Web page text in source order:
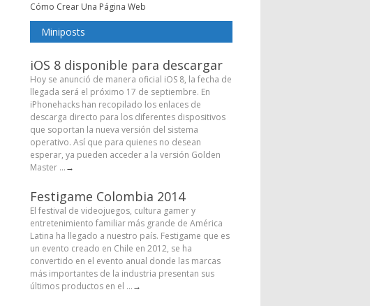
Cómo Crear Una Página Web
Miniposts
iOS 8 disponible para descargar
Hoy se anunció de manera oficial iOS 8, la fecha de
llegada será el próximo 17 de septiembre. En
iPhonehacks han recopilado los enlaces de
descarga directo para los diferentes dispositivos
que soportan la nueva versión del sistema
operativo. Así que para quienes no desean
esperar, ya pueden acceder a la versión Golden
Master ...→
Festigame Colombia 2014
El festival de videojuegos, cultura gamer y
entretenimiento familiar más grande de América
Latina ha llegado a nuestro país. Festigame que es
un evento creado en Chile en 2012, se ha
convertido en el evento anual donde las marcas
más importantes de la industria presentan sus
últimos productos en el ...→